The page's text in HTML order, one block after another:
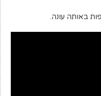
באותה עונה.